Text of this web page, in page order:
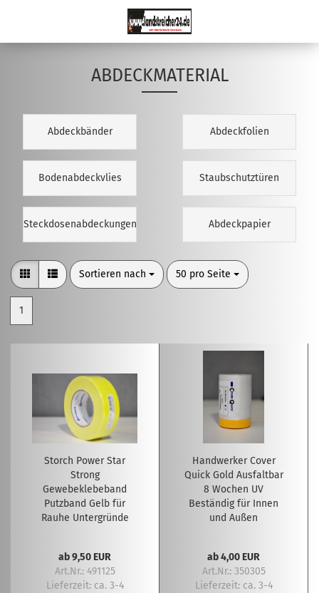
ABDECKMATERIAL
Abdeckbänder Abdeckfolien
Bodenabdeckvlies Staubschutztüren
Steckdosenabdeckungen Abdeckpapier
Sortieren nach
Sortieren nach 50 pro Seite
pro Seite
1
Storch Power Star
Strong
Gewebeklebeband
Putzband Gelb für
Rauhe Untergründe
ab 9,50 EUR
Art.Nr.: 491125
Lieferzeit: ca. 3-4
Handwerker Cover
Quick Gold Ausfaltbar
8 Wochen UV
Beständig für Innen
und Außen
ab 4,00 EUR
Art.Nr.: 350305
Lieferzeit: ca. 3-4